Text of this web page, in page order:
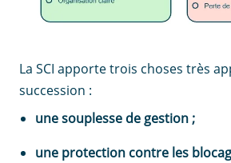
La SCI apporte trois choses très
succession :
une souplesse de gestion ;
une protection contre les